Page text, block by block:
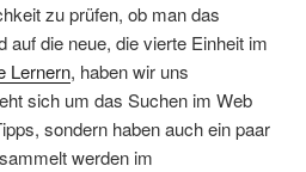
zu prüfen, ob man das
auf die neue, die vierte Einheit im
Lernern, haben wir uns
sich um das Suchen im Web
sondern haben auch ein paar
werden im